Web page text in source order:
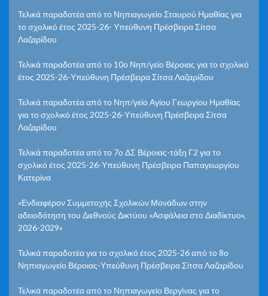
Τελικά παραδοτέα από το Νηπιαγωγείο Σταυρού Ημαθίας για
το σχολικό έτος 2025-26- Υπεύθυνη Πρέσβειρα Σίτσα
Λαζαρίδου
Τελικά παραδοτέα από το 10ο Νηπ/γείο Βέροιας για το σχολικό
έτος 2025-26-Υπεύθυνη Πρέσβειρα Σίτσα Λαζαρίδου
Τελικά παραδοτέα από το Νηπ/γείο Αγίου Γεωργίου Ημαθίας
για το σχολικό έτος 2025-26-Υπεύθυνη Πρέσβειρα Σίτσα
Λαζαρίδου
Τελικά παραδοτέα από το 7ο ΔΣ Βέροιας-τάξη Γ2 για το
σχολικό έτος 2025-26-Υπεύθυνη Πρέσβειρα Παπαγεωργίου
Κατερίνα
«Ενδιαφέρον Συμμετοχής Σχολικών Μονάδων στην
αδειοδότηση του Διεθνούς Δικτύου «Ασφάλεια στο Διαδίκτυο»,
2026-2029»
Τελικά παραδοτέα για το σχολικό έτος 2025-26 από το 8ο
Νηπιαγωγείο Βέροιας-Υπεύθυνη Πρέσβειρα Σίτσα Λαζαρίδου
Τελικά παραδοτέα από το Νηπιαγωγείο Βεργίνας για το